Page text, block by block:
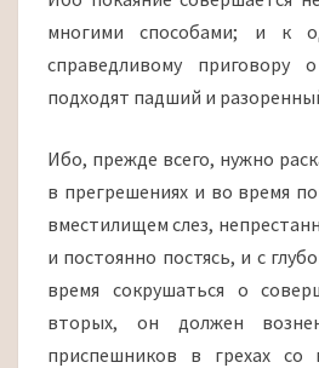
многими способами; и к
справедливому приговору
подходят падший и
Ибо, прежде всего, нужно
в прегрешениях и во время
вместилищем слез,
и постоянно постясь, и с
время сокрушаться о
вторых, он должен
приспешников в грехах со